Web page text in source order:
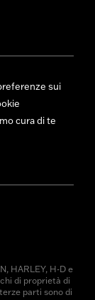
sui
cura di te
HARLEY, H-D e
di proprietà di
parti sono di